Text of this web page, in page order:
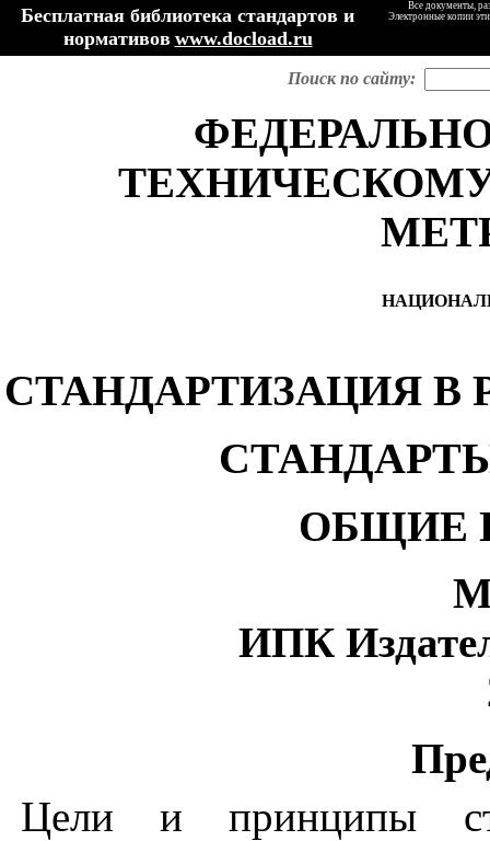
Бесплатная библиотека стандартов и
нормативов www.docload.ru
Все документы,
Электронные копии
Поиск по сайту:
СТАНДАРТИЗАЦИЯ В
ОБЩИЕ
ИПК
Цели
и принципы